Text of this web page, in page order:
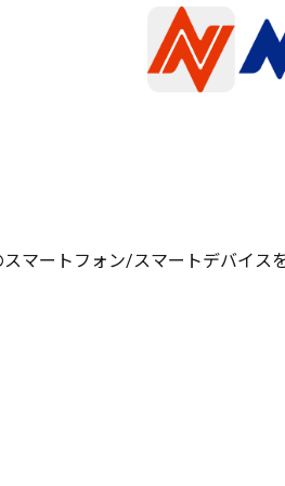
マートフォン/スマートデバイス